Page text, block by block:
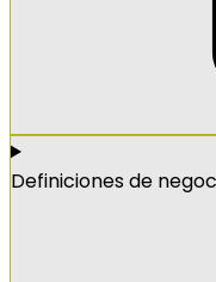
Definiciones de